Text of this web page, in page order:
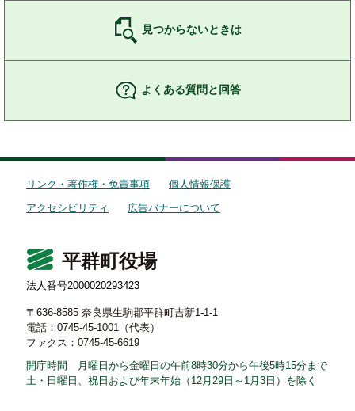
見つからないときは
よくある質問と回答
リンク・著作権・免責事項
個人情報保護
アクセシビリティ
広告バナーについて
平群町役場
法人番号2000020293423
〒636-8585 奈良県生駒郡平群町吉新1-1-1
電話：0745-45-1001（代表）
ファクス：0745-45-6619
開庁時間 月曜日から金曜日の午前8時30分から午後5時15分まで
土・日曜日、祝日および年末年始（12月29日～1月3日）を除く